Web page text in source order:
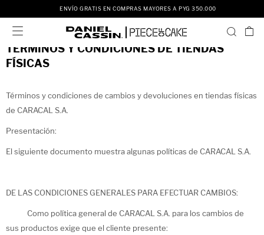
ENVÍO GRATIS EN COMPRAS MAYORES A PYG 350.000

TÉRMINOS Y CONDICIONES DE TIENDAS
FÍSICAS
Términos y condiciones de cambios y devoluciones en tiendas físicas
de CARACAL S.A.
Presentación:
El siguiente documento muestra algunas políticas de CARACAL S.A.
DE LAS CONDICIONES GENERALES PARA EFECTUAR CAMBIOS:
Como política general de CARACAL S.A. para los cambios de
sus productos exige que el cliente presente: